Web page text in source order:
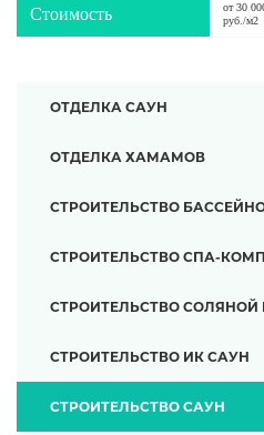
Стоимость
от 30
руб./м2
ОТДЕЛКА САУН
ОТДЕЛКА ХАМАМОВ
СТРОИТЕЛЬСТВО
СТРОИТЕЛЬСТВО СПА-
СТРОИТЕЛЬСТВО
СТРОИТЕЛЬСТВО ИК САУН
СТРОИТЕЛЬСТВО САУН